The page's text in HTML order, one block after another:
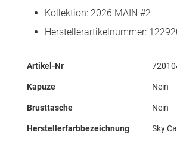
Kollektion: 2026 MAIN #2
Herstellerartikelnummer:
Mehr
Artikel-Nr
Kapuze Nein
Brusttasche Nein
Herstellerfarbbezeichnung Sky